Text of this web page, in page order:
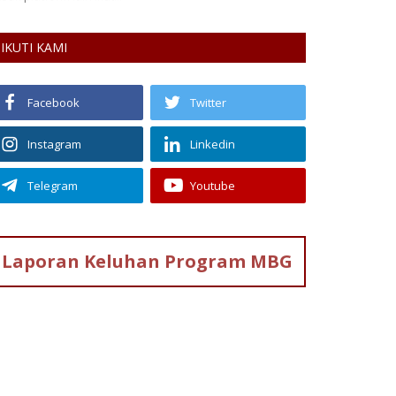
IKUTI KAMI
Facebook Twitter
Instagram Linkedin
Telegram Youtube
Laporan Keluhan Program MBG